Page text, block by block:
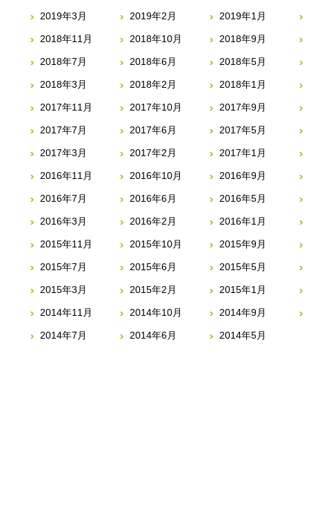
2019年3月 2019年2月 2019年1月
2018年11月 2018年10月 2018年9月
2018年7月 2018年6月 2018年5月
2018年3月 2018年2月 2018年1月
2017年11月 2017年10月 2017年9月
2017年7月 2017年6月 2017年5月
2017年3月 2017年2月 2017年1月
2016年11月 2016年10月 2016年9月
2016年7月 2016年6月 2016年5月
2016年3月 2016年2月 2016年1月
2015年11月 2015年10月 2015年9月
2015年7月 2015年6月 2015年5月
2015年3月 2015年2月 2015年1月
2014年11月 2014年10月 2014年9月
2014年7月 2014年6月 2014年5月